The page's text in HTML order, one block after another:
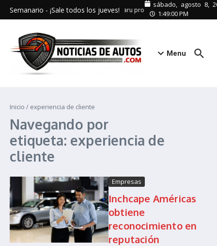
Semanario - ¡Sale todos los jueves!Subaru promueve el turismo interno
sábado, agosto 8,
1:49:00 PM
Menu
Inicio / experiencia de cliente
Navegando por
etiqueta: experiencia de
cliente
Empresas
Inchcape Américas
obtiene
reconocimiento en
reputación